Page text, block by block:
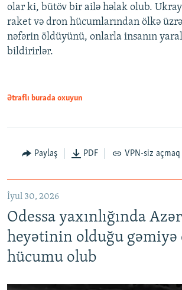
olar ki, bütöv bir ailə həlak olub.
raket və dron hücumlarından ölkə üzrə
nəfərin öldüyünü, onlarla insanın
bildirirlər.
Ətraflı burada oxuyun
Paylaş PDF VPN-siz açmaq
İyul 30, 2026
Odessa yaxınlığında
heyətinin olduğu gəmiyə
hücumu olub